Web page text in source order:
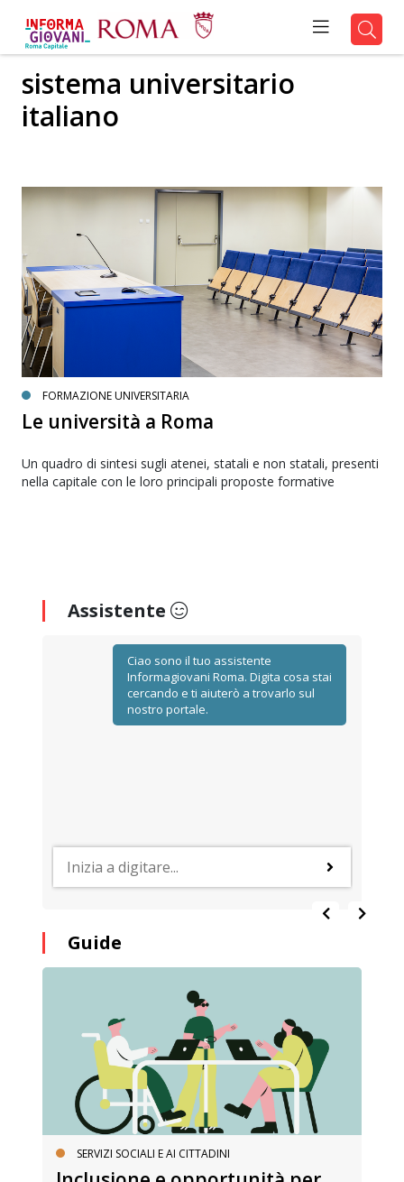
sistema universitario
italiano
FORMAZIONE UNIVERSITARIA
Le università a Roma
Un quadro di sintesi sugli atenei, statali e non statali, presenti
nella capitale con le loro principali proposte formative
Assistente
Ciao sono il tuo assistente
Informagiovani Roma. Digita cosa stai
cercando e ti aiuterò a trovarlo sul
nostro portale.
Guide
SERVIZI SOCIALI E AI CITTADINI